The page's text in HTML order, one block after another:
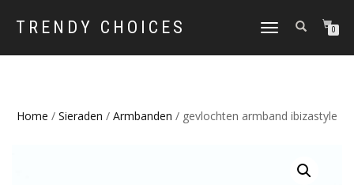
TRENDY CHOICES
SCHAKEL
MENU
0
Home / Sieraden / Armbanden / gevlochten armband ibizastyle